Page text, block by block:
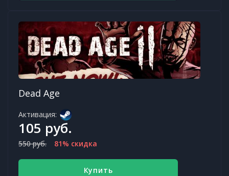
Dead Age
Активация:
105 руб.
550 руб. 81% скидка
Купить